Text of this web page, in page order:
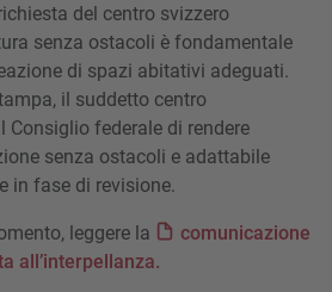
del centro svizzero
senza ostacoli è fondamentale
di spazi abitativi adeguati.
il suddetto centro
Consiglio federale di rendere
senza ostacoli e adattabile
in fase di revisione.
leggere la
comunicazione
all’interpellanza.